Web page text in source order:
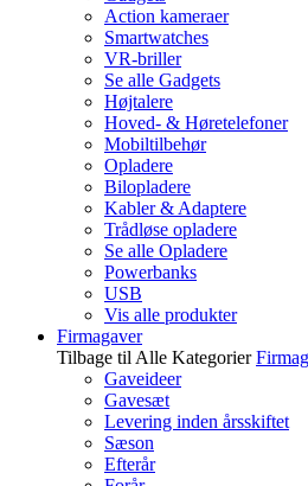
Action kameraer
Smartwatches
VR-briller
Se alle Gadgets
Højtalere
Hoved- & Høretelefoner
Mobiltilbehør
Opladere
Bilopladere
Kabler & Adaptere
Trådløse opladere
Se alle Opladere
Powerbanks
USB
Vis alle produkter
Firmagaver
Tilbage til Alle Kategorier
Gaveideer
Gavesæt
Levering inden årsskiftet
Sæson
Efterår